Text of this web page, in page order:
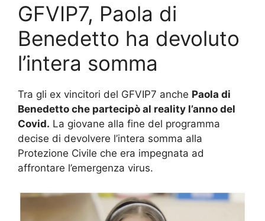
GFVIP7, Paola di
Benedetto ha devoluto
l’intera somma
Tra gli ex vincitori del GFVIP7 anche Paola di
Benedetto che partecipò al reality l’anno del
Covid. La giovane alla fine del programma
decise di devolvere l’intera somma alla
Protezione Civile che era impegnata ad
affrontare l’emergenza virus.